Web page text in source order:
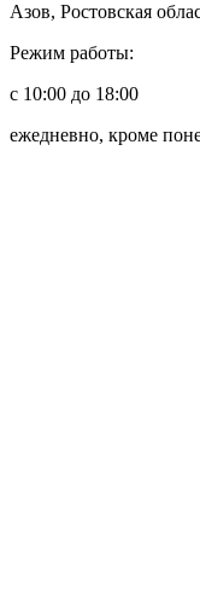
Азов, Ростовская
Режим работы:
с 10:00 до 18:00
ежедневно, кроме